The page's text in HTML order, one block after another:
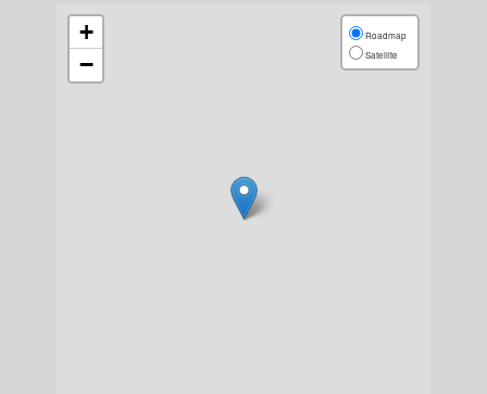
+
−
Roadmap
Satellite